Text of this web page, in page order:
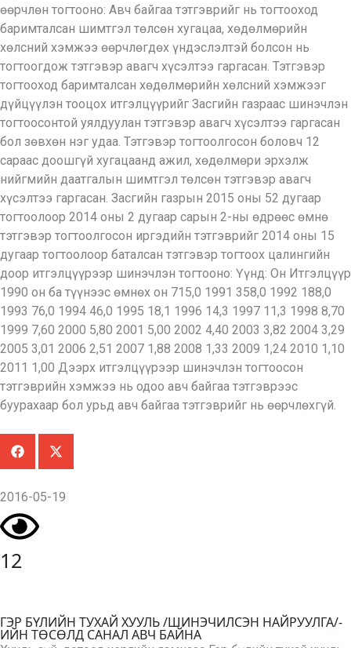
өөрчлөн тогтооно: Авч байгаа тэтгэврийг нь тогтооход
баримталсан шимтгэл төлсөн хугацаа, хөдөлмөрийн
хөлсний хэмжээ өөрчлөгдөх үндэслэлтэй болсон нь
тогтоогдож тэтгэвэр авагч хүсэлтээ гаргасан. Тэтгэвэр
тогтооход баримталсан хөдөлмөрийн хөлсний хэмжээг
дүйцүүлэн тооцох итгэлцүүрийг Засгийн газраас шинэчлэн
тогтоосонтой уялдуулан тэтгэвэр авагч хүсэлтээ гаргасан
бол зөвхөн нэг удаа. Тэтгэвэр тогтоолгосон боловч 12
сараас доошгүй хугацаанд ажил, хөдөлмөри эрхэлж
нийгмийн даатгалын шимтгэл төлсөн тэтгэвэр авагч
хүсэлтээ гаргасан. Засгийн газрын 2015 оны 52 дугаар
тогтоолоор 2014 оны 2 дугаар сарын 2-ны өдрөөс өмнө
тэтгэвэр тогтоолгосон иргэдийн тэтгэврийг 2014 оны 15
дугаар тогтоолоор баталсан тэтгэвэр тогтоох цалингийн
доор итгэлцүүрээр шинэчлэн тогтооно: Үүнд: Он Итгэлцүүр
1990 он ба түүнээс өмнөх он 715,0 1991 358,0 1992 188,0
1993 76,0 1994 46,0 1995 18,1 1996 14,3 1997 11,3 1998 8,70
1999 7,60 2000 5,80 2001 5,00 2002 4,40 2003 3,82 2004 3,29
2005 3,01 2006 2,51 2007 1,88 2008 1,33 2009 1,24 2010 1,10
2011 1,00 Дээрх итгэлцүүрээр шинэчлэн тогтоосон
тэтгэврийн хэмжээ нь одоо авч байгаа тэтгэврээс
буурахаар бол урьд авч байгаа тэтгэврийг нь өөрчлөхгүй.
2016-05-19
12
ГЭР БҮЛИЙН ТУХАЙ ХУУЛЬ /ШИНЭЧИЛСЭН НАЙРУУЛГА/-
ИЙН ТӨСӨЛД САНАЛ АВЧ БАЙНА